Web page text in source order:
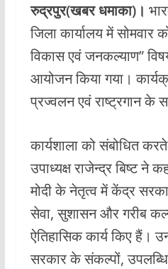
e
b
o
o
k
at
s
A
p
p
itt
er
ai
l
रुद्रपुर(खबर धमाका)।
जिला कार्यालय में सोमवार
विकास एवं जनकल्याण”
आयोजन किया गया।
प्रज्वलन एवं राष्ट्रगान के
कार्यशाला को संबोधित
उपाध्यक्ष राजेन्द्र बिष्ट ने
मोदी के नेतृत्व में केंद्र
सेवा, सुशासन और गरीब
ऐतिहासिक कार्य किए हैं।
सरकार के संकल्पों,